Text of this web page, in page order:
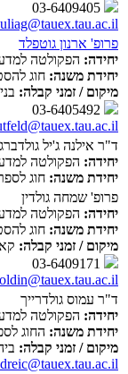
פרופ' ארנון גוטפלד
יחידה: הפקולטה
יחידת משנה: חוג
מיקום / זמני קבלה:
ד"ר אילנה ג'יל גולדברג
יחידה: הפקולטה
יחידת משנה: חוג
פרופ' שמחה גולדין
יחידה: הפקולטה
יחידת משנה: חוג
מיקום / זמני קבלה:
ד"ר עמוס גולדרייך
יחידה: הפקולטה
יחידת משנה: החוג
מיקום / זמני קבלה: